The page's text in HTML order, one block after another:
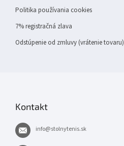
Politika používania cookies
7% registračná zlava
Odstúpenie od zmluvy (vrátenie tovaru)
Kontakt
info@stolnytenis.sk